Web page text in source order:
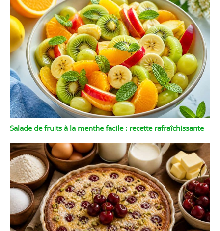
Salade de fruits à la menthe facile : recette rafraîchissante